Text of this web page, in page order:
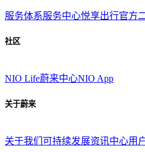
服务体系服务中心悦享出行官方
社区
NIO Life蔚来中心NIO App
关于蔚来
关于我们 可持续发展资讯中心用